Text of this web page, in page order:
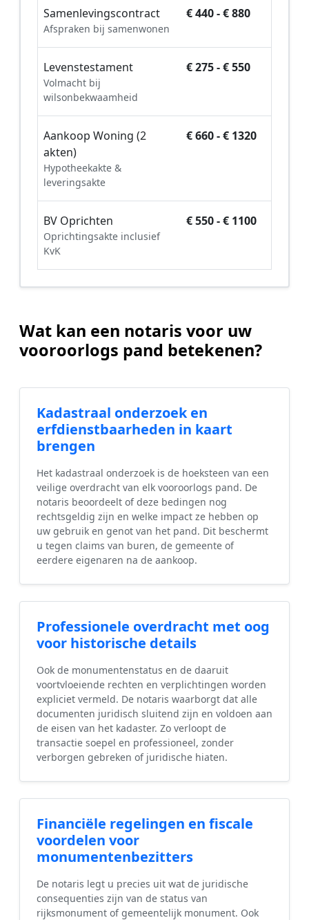
Samenlevingscontract
Afspraken bij samenwonen
€ 440 - € 880
Levenstestament
Volmacht bij
wilsonbekwaamheid
€ 275 - € 550
Aankoop Woning (2
akten)
Hypotheekakte &
leveringsakte
€ 660 - € 1320
BV Oprichten
Oprichtingsakte inclusief
KvK
€ 550 - € 1100
Wat kan een notaris voor uw
vooroorlogs pand betekenen?
Kadastraal onderzoek en
erfdienstbaarheden in kaart
brengen
Het kadastraal onderzoek is de hoeksteen van een
veilige overdracht van elk vooroorlogs pand. De
notaris beoordeelt of deze bedingen nog
rechtsgeldig zijn en welke impact ze hebben op
uw gebruik en genot van het pand. Dit beschermt
u tegen claims van buren, de gemeente of
eerdere eigenaren na de aankoop.
Professionele overdracht met oog
voor historische details
Ook de monumentenstatus en de daaruit
voortvloeiende rechten en verplichtingen worden
expliciet vermeld. De notaris waarborgt dat alle
documenten juridisch sluitend zijn en voldoen aan
de eisen van het kadaster. Zo verloopt de
transactie soepel en professioneel, zonder
verborgen gebreken of juridische hiaten.
Financiële regelingen en fiscale
voordelen voor
monumentenbezitters
De notaris legt u precies uit wat de juridische
consequenties zijn van de status van
rijksmonument of gemeentelijk monument. Ook